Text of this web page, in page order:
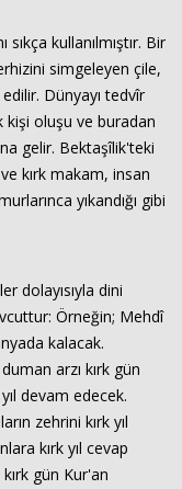
kullanılmıştır. Bir
simgeleyen çile,
edilir. Dünyayı tedvîr
kişi oluşu ve buradan
gelir. Bektaşîlik'teki
kırk makam, insan
yıkandığı gibi
dolayısıyla dini
Örneğin; Mehdî
kalacak.
arzı kırk gün
devam edecek.
zehrini kırk yıl
kırk yıl cevap
gün Kur'an